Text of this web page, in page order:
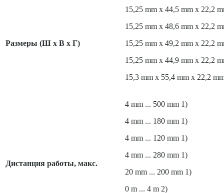
Размеры (Ш x В x Г)
15,25 mm x 44,5 mm x 22,2
15,25 mm x 48,6 mm x 22,2
15,25 mm x 49,2 mm x 22,2
15,25 mm x 44,9 mm x 22,2
15,3 mm x 55,4 mm x 22,2
Дистанция работы, макс.
4 mm ... 500 mm 1)
4 mm ... 180 mm 1)
4 mm ... 120 mm 1)
4 mm ... 280 mm 1)
20 mm ... 200 mm 1)
0 m ... 4 m 2)